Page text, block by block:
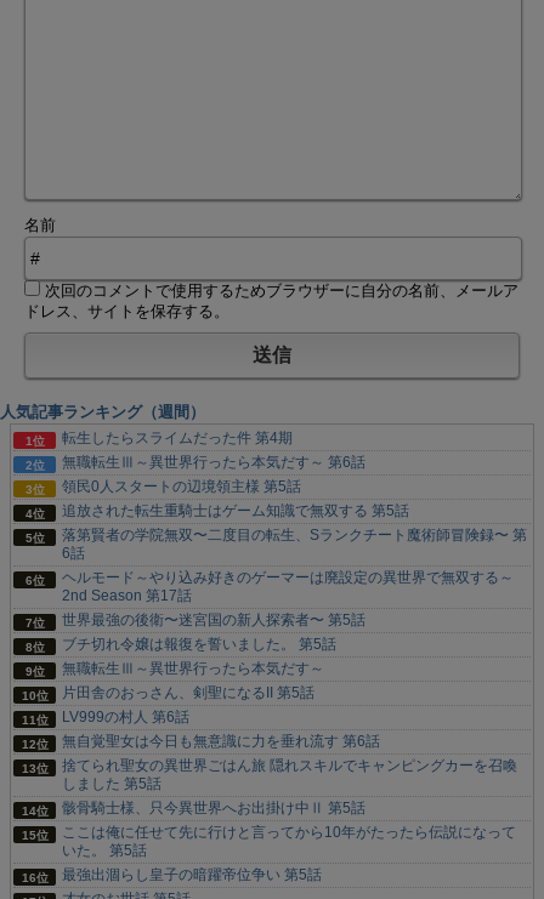
名前
次回のコメントで使用するためブラウザーに自分の名前、メールア
ドレス、サイトを保存する。
人気記事ランキング（週間）
転生したらスライムだった件 第4期
無職転生Ⅲ～異世界行ったら本気だす～ 第6話
領民0人スタートの辺境領主様 第5話
追放された転生重騎士はゲーム知識で無双する 第5話
落第賢者の学院無双〜二度目の転生、Sランクチート魔術師冒険録〜 第
6話
ヘルモード～やり込み好きのゲーマーは廃設定の異世界で無双する～
2nd Season 第17話
世界最強の後衛〜迷宮国の新人探索者〜 第5話
ブチ切れ令嬢は報復を誓いました。 第5話
無職転生Ⅲ～異世界行ったら本気だす～
片田舎のおっさん、剣聖になるII 第5話
LV999の村人 第6話
無自覚聖女は今日も無意識に力を垂れ流す 第6話
捨てられ聖女の異世界ごはん旅 隠れスキルでキャンピングカーを召喚
しました 第5話
骸骨騎士様、只今異世界へお出掛け中Ⅱ 第5話
ここは俺に任せて先に行けと言ってから10年がたったら伝説になって
いた。 第5話
最強出涸らし皇子の暗躍帝位争い 第5話